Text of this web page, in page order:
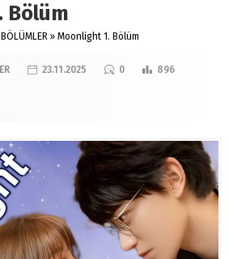
Bölüm
» Moonlight 1. Bölüm
23.11.2025 0 896